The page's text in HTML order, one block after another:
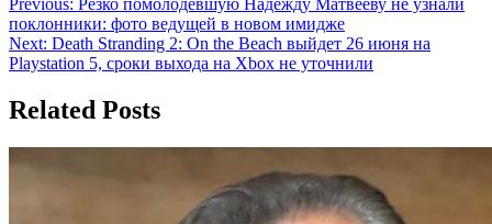
Навигация
по
записям
поклонники: фото ведущей в новом имидже
Next: Death Stranding 2: On the Beach выйдет 26 июня на
Playstation 5, сроки выхода на Xbox не уточнили
Related Posts